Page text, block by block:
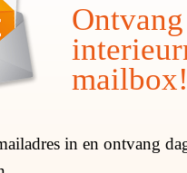
mailbox!
in en ontvang